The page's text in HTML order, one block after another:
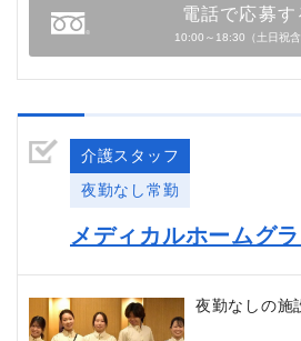
電話で応募す
10:00～18:30（土日祝含
介護スタッフ
夜勤なし常勤
メディカルホームグ
夜勤なしの施